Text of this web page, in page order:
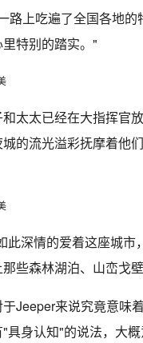
路上吃遍了全国各地
特别的踏实。"
太太已经在大指挥官
的流光溢彩抚摩着他
此深情的爱着这座城
些森林湖泊、山峦戈
Jeeper来说究竟意味
身认知"的说法，大